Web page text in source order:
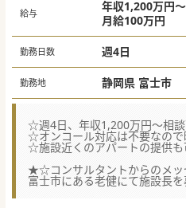
給与
年収1,200万円
月給100万円
勤務日数 週4日
勤務地 静岡県 富士市
☆週4日、年収1,200万円～相
☆オンコール対応は不要なの
☆施設近くのアパートの提供も
★☆コンサルタントからのメ
富士市にある老健にて施設長を
最寄り駅は東海道新幹線「新